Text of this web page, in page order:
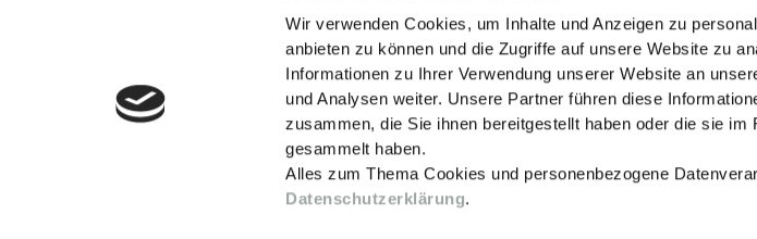
Wir verwenden Cookies, um Inhalte und Anzeigen zu
anbieten zu können und die Zugriffe auf unsere Website zu
Informationen zu Ihrer Verwendung unserer Website an
und Analysen weiter. Unsere Partner führen diese
zusammen, die Sie ihnen bereitgestellt haben oder die sie im
gesammelt haben.
Alles zum Thema Cookies und personenbezogene
Datenschutzerklärung.